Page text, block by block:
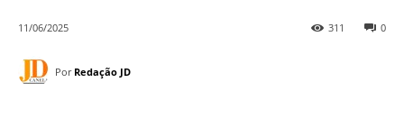
11/06/2025 0
311
Por Redação JD